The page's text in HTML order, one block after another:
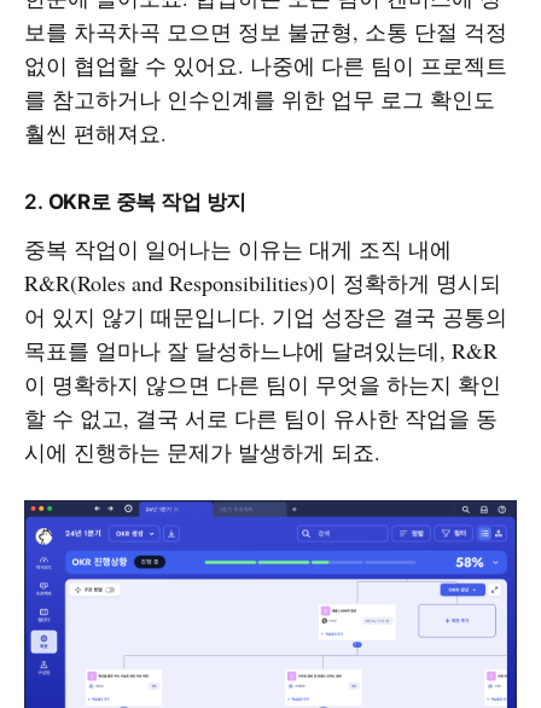
보를 차곡차곡 모으면 정보 불균형, 소통 단절 걱정
없이 협업할 수 있어요. 나중에 다른 팀이 프로젝트
를 참고하거나 인수인계를 위한 업무 로그 확인도
훨씬 편해져요.
2. OKR로 중복 작업 방지
중복 작업이 일어나는 이유는 대게 조직 내에
R&R(Roles and Responsibilities)이 정확하게 명시되
어 있지 않기 때문입니다. 기업 성장은 결국 공통의
목표를 얼마나 잘 달성하느냐에 달려있는데, R&R
이 명확하지 않으면 다른 팀이 무엇을 하는지 확인
할 수 없고, 결국 서로 다른 팀이 유사한 작업을 동
시에 진행하는 문제가 발생하게 되죠.